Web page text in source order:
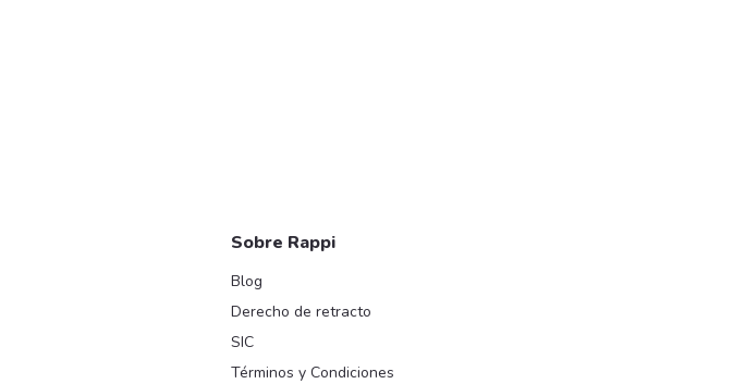
Sobre Rappi
Blog
Derecho de retracto
SIC
Términos y Condiciones